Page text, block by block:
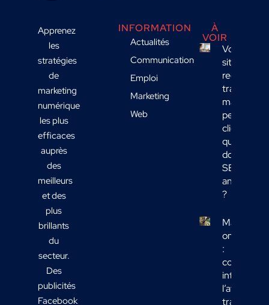
Apprenez
les
stratégies
de
marketing
numérique
les plus
efficaces
auprès
des
meilleurs
et des
plus
brillants
du
secteur.
Des
publicités
Facebook
INFORMATION
Actualités
Communication
Emploi
Marketing
Web
À
VOIR
Votre
site
reçoit du
trafic
mais
peu de
clients :
quelles
données
SEO
analyser
?
Marketing
omnicanal
:
comment
intégrer
l’affichage
transport